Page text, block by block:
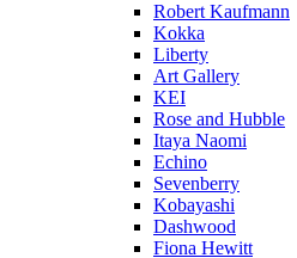
Robert Kaufmann
Kokka
Liberty
Art Gallery
KEI
Rose and Hubble
Itaya Naomi
Echino
Sevenberry
Kobayashi
Dashwood
Fiona Hewitt